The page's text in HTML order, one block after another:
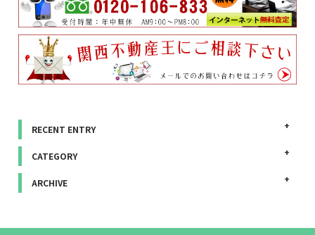
RECENT ENTRY
CATEGORY
ARCHIVE